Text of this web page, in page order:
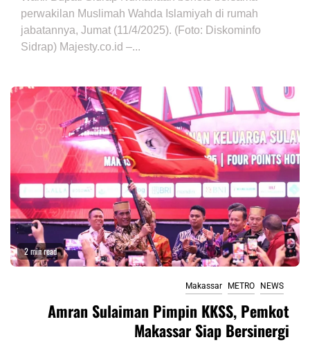
perwakilan Muslimah Wahda Islamiyah di rumah
jabatannya, Jumat (11/4/2025). (Foto: Diskominfo
Sidrap) Majesty.co.id –...
2 min read
Makassar METRO NEWS
Amran Sulaiman Pimpin KKSS, Pemkot
Makassar Siap Bersinergi